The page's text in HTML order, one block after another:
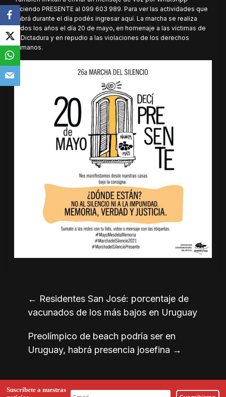
diciendo PRESENTE al 099 603 989. Para ver las actividades que
habrá durante el día podés ingresar aquí. La marcha se realiza
todos los años el día 20 de mayo, en homenaje a las víctimas de
la Dictadura y en repudio a las violaciones de los derechos
humanos.
← Residentes San José: porcentaje de
vacunados de los más bajos en Uruguay
Preolímpico de beach podría ser en
Uruguay, habrá presencia josefina →
Suscríbete a nuestras